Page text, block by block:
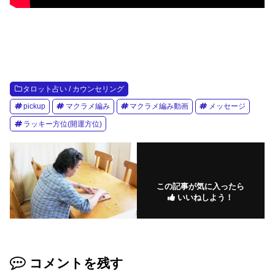
タロット占い / カウンセリング
pickup マクラメ編み マクラメ編み動画 メッセージ
ラッキー方位(開運方位)
この記事が気に入ったら
いいねしよう！
コメントを残す